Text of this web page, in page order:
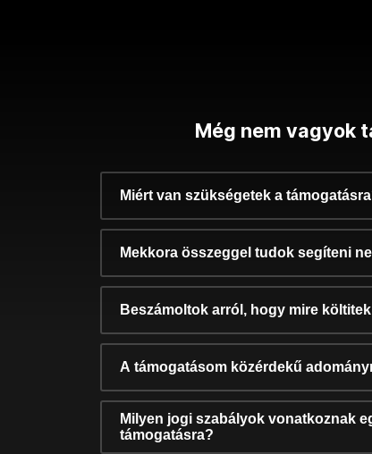
Még nem vagyok
Miért van szükségetek a
Mekkora összeggel tudok segíteni
Beszámoltok arról, hogy mire
A támogatásom közérdekű
Milyen jogi szabályok vonatkoznak
támogatásra?